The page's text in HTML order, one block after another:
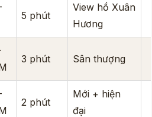
5 phút
View hồ Xuân
Hương
3 phút Sân thượng
2 phút
Mới + hiện
đại